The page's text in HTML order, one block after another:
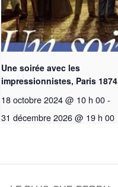
Une soirée avec les
impressionnistes, Paris 1874
18 octobre 2024 @ 10 h 00-
31 décembre 2026 @ 19 h 00